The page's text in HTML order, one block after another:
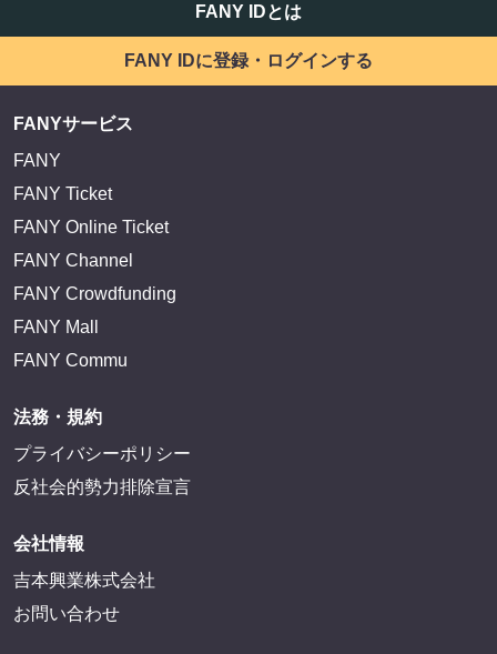
FANY IDに登録・ログインする
FANYサービス
FANY
FANY Online Ticket
FANY Channel
FANY Crowdfunding
FANY Commu
法務・規約